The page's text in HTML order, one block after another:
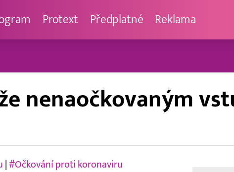
Protext Předplatné Reklama
nenaočkovaným
#Očkování proti koronaviru